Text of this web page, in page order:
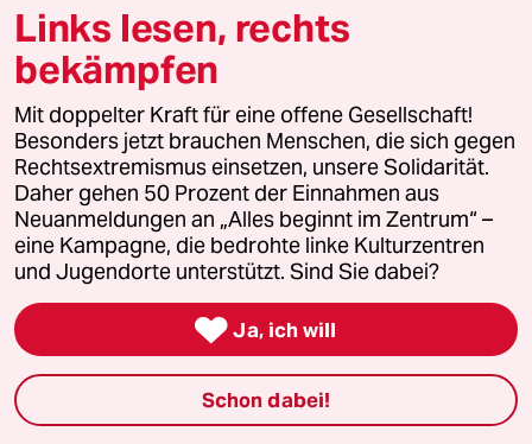
Katholikentag.
Allein dieser Satz reicht aus, um sich quälend
langsam zu Tode zu langweilen.
R Ringelnatz1
27.05.2022 22:59 Uhr
@Jim Hawkins:
....Zu ihrer Vorstellung von Kirche
sagte die Schriftstellerin: "Die Kirche
darf auf keinen Fall so werden, wie
man es in Berlin-Mitte angemessen
fände. Sie ist eben nicht nur Caritas,
sondern auch Contemplatio. Und
damit meine ich nicht Weltfremdheit,
Links lesen, rechts
bekämpfen
Mit doppelter Kraft für eine offene Gesellschaft!
Besonders jetzt brauchen Menschen, die sich gegen
Rechtsextremismus einsetzen, unsere Solidarität.
Daher gehen 50 Prozent der Einnahmen aus
Neuanmeldungen an „Alles beginnt im Zentrum“ –
eine Kampagne, die bedrohte linke Kulturzentren
und Jugendorte unterstützt. Sind Sie dabei?
 Ja, ich will
Schon dabei!